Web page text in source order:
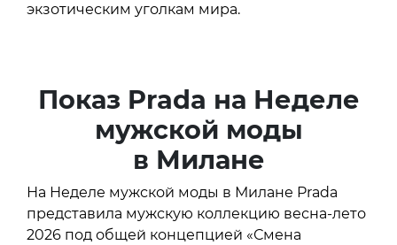
экзотическим уголкам мира.
Показ Prada на Неделе
мужской моды
в Милане
На Неделе мужской моды в Милане Prada
представила мужскую коллекцию весна-лето
2026 под общей концепцией «Смена